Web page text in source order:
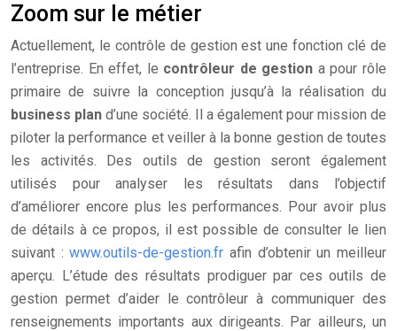
Zoom sur le métier
Actuellement, le contrôle de gestion est une fonction clé de
l’entreprise. En effet, le contrôleur de gestion a pour rôle
primaire de suivre la conception jusqu’à la réalisation du
business plan d’une société. Il a également pour mission de
piloter la performance et veiller à la bonne gestion de toutes
les activités. Des outils de gestion seront également
utilisés pour analyser les résultats dans l’objectif
d’améliorer encore plus les performances. Pour avoir plus
de détails à ce propos, il est possible de consulter le lien
suivant :www.outils-de-gestion.fr afin d’obtenir un meilleur
aperçu. L’étude des résultats prodiguer par ces outils de
gestion permet d’aider le contrôleur à communiquer des
renseignements importants aux dirigeants. Par ailleurs, un